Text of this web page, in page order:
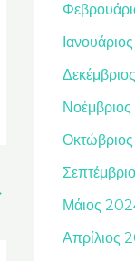
Μάιος
Απρίλιος